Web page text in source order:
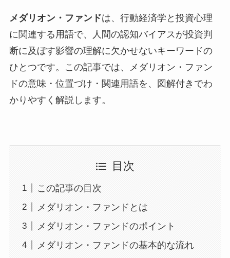
メダリオン・ファンドは、行動経済学と投資心理
に関連する用語で、人間の認知バイアスが投資判
断に及ぼす影響の理解に欠かせないキーワードの
ひとつです。この記事では、メダリオン・ファン
ドの意味・位置づけ・関連用語を、図解付きでわ
かりやすく解説します。
目次
この記事の目次
メダリオン・ファンドとは
メダリオン・ファンドのポイント
メダリオン・ファンドの基本的な流れ